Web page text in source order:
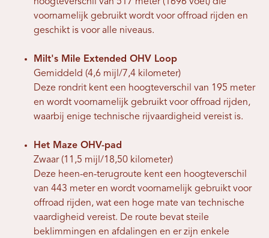
voornamelijk gebruikt wordt voor offroad rijden en
geschikt is voor alle niveaus.
Milt's Mile Extended OHV Loop
Gemiddeld (4,6 mijl/7,4 kilometer)
Deze rondrit kent een hoogteverschil van 195 meter
en wordt voornamelijk gebruikt voor offroad rijden,
waarbij enige technische rijvaardigheid vereist is.
Het Maze OHV-pad
Zwaar (11,5 mijl/18,50 kilometer)
Deze heen-en-terugroute kent een hoogteverschil
van 443 meter en wordt voornamelijk gebruikt voor
offroad rijden, wat een hoge mate van technische
vaardigheid vereist. De route bevat steile
beklimmingen en afdalingen en er zijn enkele